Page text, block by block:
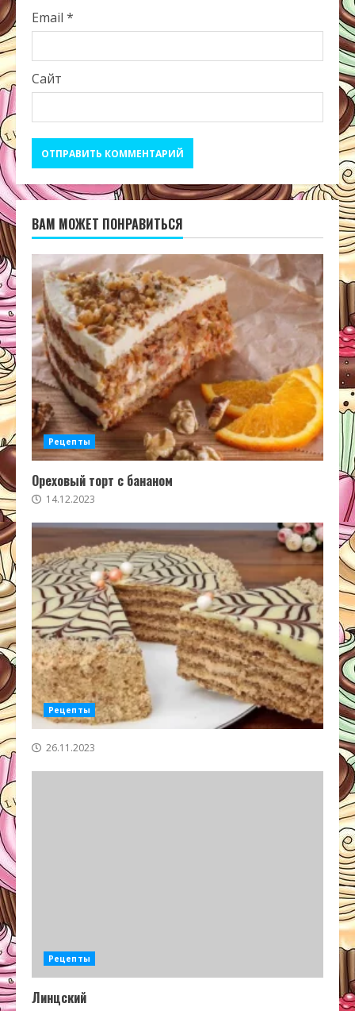
Email *
Сайт
ВАМ МОЖЕТ ПОНРАВИТЬСЯ
Рецепты
Ореховый торт с бананом
14.12.2023
Рецепты
26.11.2023
Рецепты
Линцский